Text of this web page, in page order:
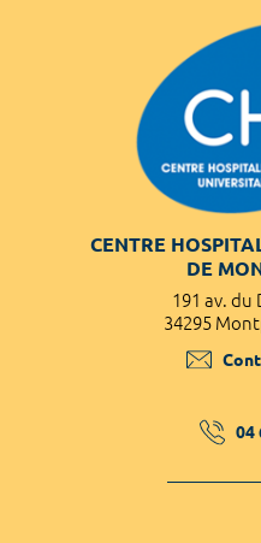
CENTRE
DE
191 av. du
34295
04